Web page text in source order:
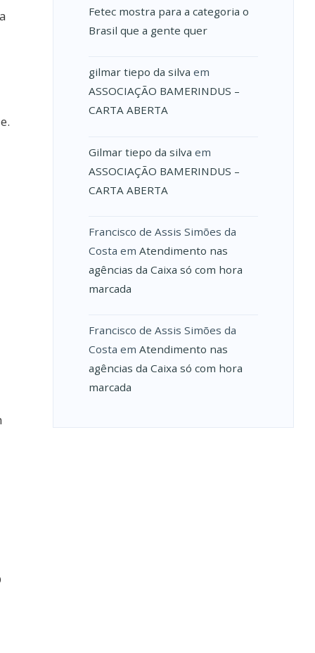
Fetec mostra para a categoria o
Brasil que a gente quer
gilmar tiepo da silva em
ASSOCIAÇÃO BAMERINDUS –
CARTA ABERTA
Gilmar tiepo da silva em
ASSOCIAÇÃO BAMERINDUS –
CARTA ABERTA
Francisco de Assis Simões da
Costa em Atendimento nas
agências da Caixa só com hora
marcada
Francisco de Assis Simões da
Costa em Atendimento nas
agências da Caixa só com hora
marcada